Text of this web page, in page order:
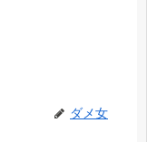
ダメ女